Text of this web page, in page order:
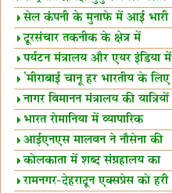
के प्रतिनिधि
सेल कंपनी के मुनाफे में आई भारी
उछाल!
दूरसंचार तकनीक के क्षेत्र में
उत्कृष्टता पुरस्कार
पर्यटन मंत्रालय और एयर इंडिया में
समझौता
'मीराबाई चानू हर भारतीय के लिए
प्रेरणा'
नागर विमानन मंत्रालय की यात्रियों
को सलाह
भारत रोमानिया में व्यापारिक
साझेदारियां
आईएनएस मालवन ने नौसेना की
ताकत बढ़ाई
कोलकाता में शब्द संग्रहालय का
उद्घाटन
रामनगर-देहरादून एक्सप्रेस को हरी